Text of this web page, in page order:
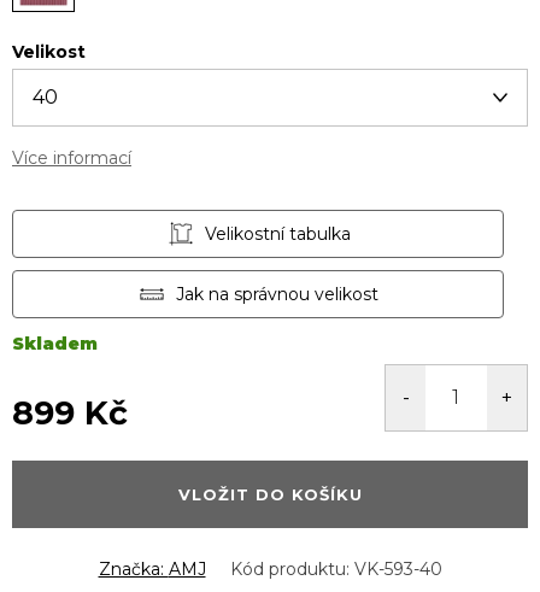
Velikost
Více informací
Velikostní tabulka
Jak na správnou velikost
Skladem
899 Kč
cena:
VLOŽIT DO KOŠÍKU
Značka: AMJ Kód produktu: VK-593-40